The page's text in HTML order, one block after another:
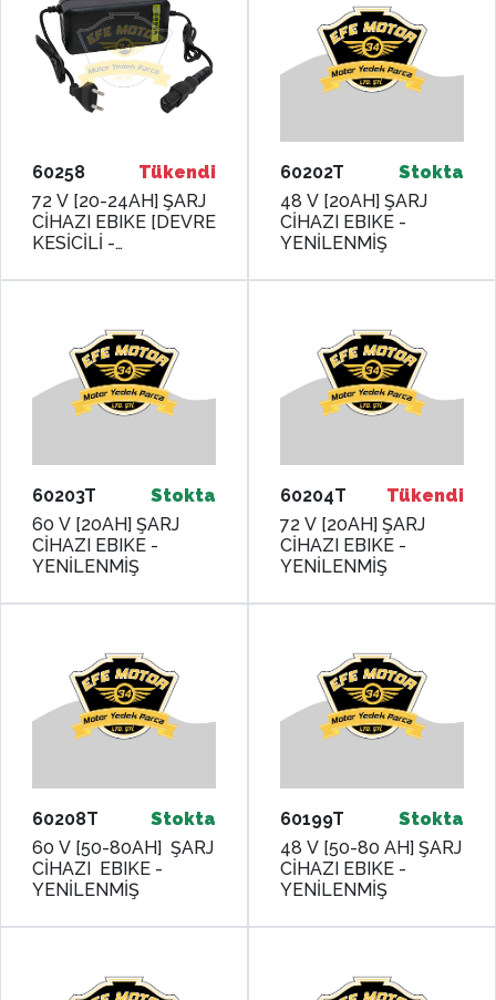
60258
Tükendi
72 V [20-24AH] ŞARJ
CİHAZI EBIKE [DEVRE
KESİCİLİ -
MONERO
60202T
Stokta
48 V [20AH] ŞARJ
CİHAZI EBIKE -
YENİLENMİŞ
60203T
Stokta
60 V [20AH] ŞARJ
CİHAZI EBIKE -
YENİLENMİŞ
60204T
Tükendi
72 V [20AH] ŞARJ
CİHAZI EBIKE -
YENİLENMİŞ
60208T
Stokta
60 V [50-80AH] ŞARJ
CİHAZI EBIKE -
YENİLENMİŞ
60199T
Stokta
48 V [50-80 AH] ŞARJ
CİHAZI EBIKE -
YENİLENMİŞ